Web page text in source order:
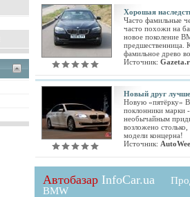
Хорошая
Часто фамильные
часто похожи на
новое поколение
предшественница.
фамильное древо
Источник:
Новый друг
Новую «пятёрку»
поклонники марки
необычайным
возложено
модели концерна!
Источник:
Автобазар InfoCar.ua
BMW